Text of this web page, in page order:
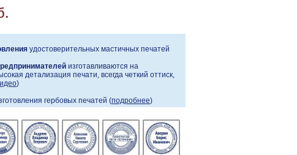
удостоверительных мастичных печатей
изготавливаются на
детализация печати, всегда четкий оттиск,
)
гербовых печатей (подробнее)